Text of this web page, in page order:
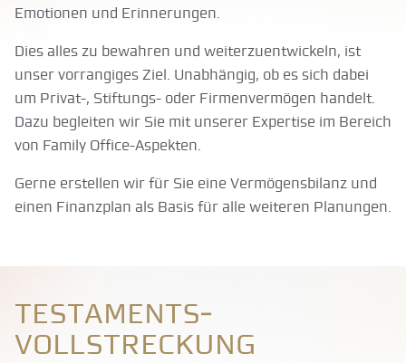
Emotionen und Erinnerungen.
Dies alles zu bewahren und weiterzuentwickeln, ist
unser vorrangiges Ziel. Unabhängig, ob es sich dabei
um Privat-, Stiftungs- oder Firmenvermögen handelt.
Dazu begleiten wir Sie mit unserer Expertise im Bereich
von Family Office-Aspekten.
Gerne erstellen wir für Sie eine Vermögensbilanz und
einen Finanzplan als Basis für alle weiteren Planungen.
Testaments­
vollstreckung